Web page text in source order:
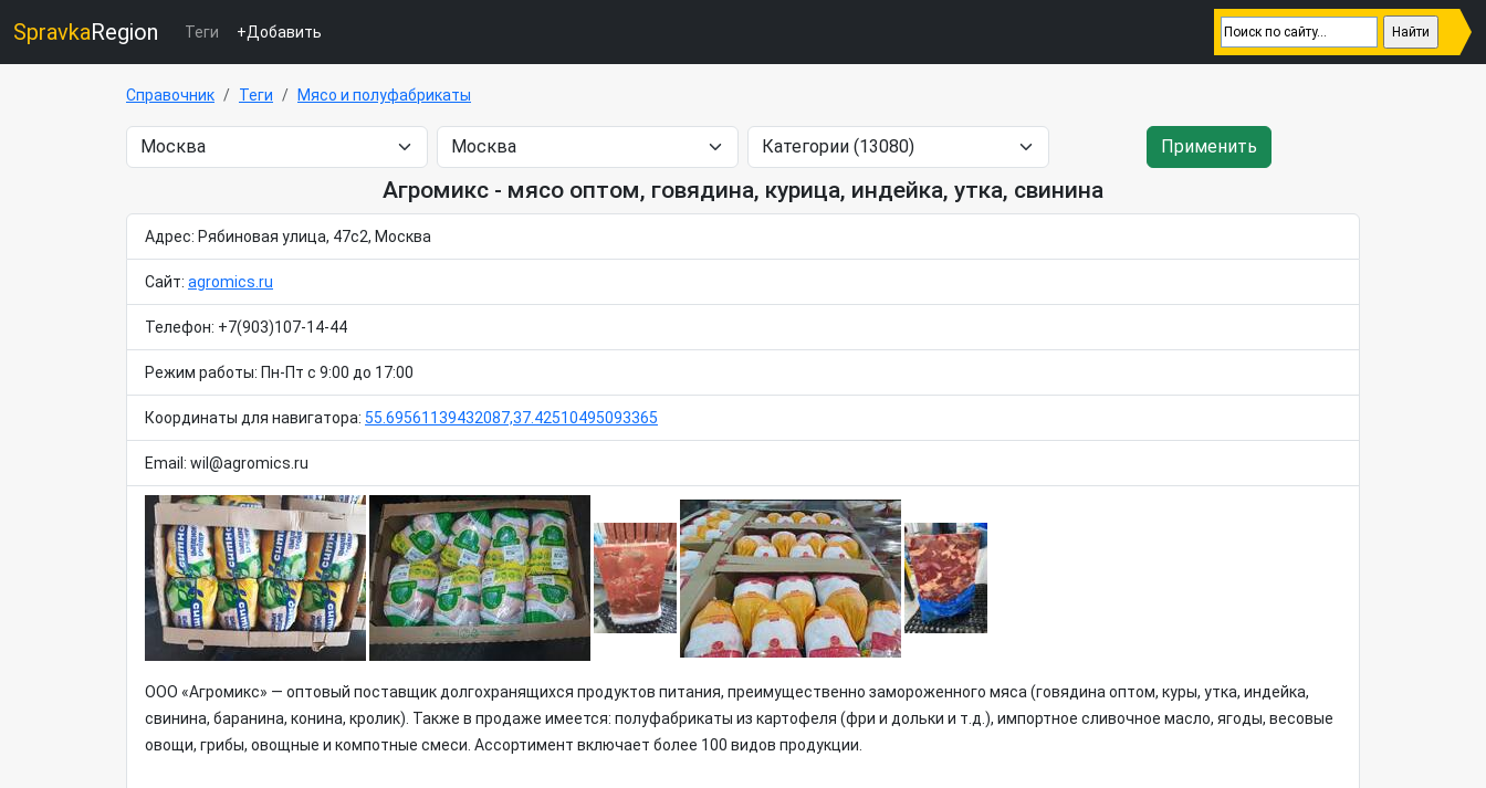
SpravkaRegion Теги +Добавить
Справочник Теги Мясо и полуфабрикаты
Применить
Агромикс - мясо оптом, говядина, курица, индейка, утка, свинина
Адрес: Рябиновая улица, 47с2, Москва
Сайт: agromics.ru
Телефон: +7(903)107-14-44
Режим работы: Пн-Пт с 9:00 до 17:00
Координаты для навигатора: 55.69561139432087,37.42510495093365
Email: wil@agromics.ru
ООО «Агромикс» — оптовый поставщик долгохранящихся продуктов питания, преимущественно замороженного мяса (говядина оптом, куры, утка, индейка,
свинина, баранина, конина, кролик). Также в продаже имеется: полуфабрикаты из картофеля (фри и дольки и т.д.), импортное сливочное масло, ягоды, весовые
овощи, грибы, овощные и компотные смеси. Ассортимент включает более 100 видов продукции.